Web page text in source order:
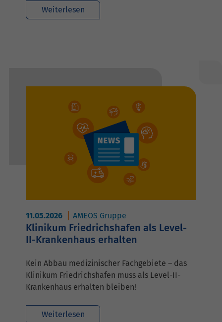
Weiterlesen
11.05.2026 AMEOS Gruppe
Klinikum Friedrichshafen als Level-
II-Krankenhaus erhalten
Kein Abbau medizinischer Fachgebiete – das
Klinikum Friedrichshafen muss als Level-II-
Krankenhaus erhalten bleiben!
Weiterlesen